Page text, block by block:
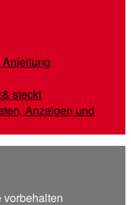
steckt
Anzeigen und